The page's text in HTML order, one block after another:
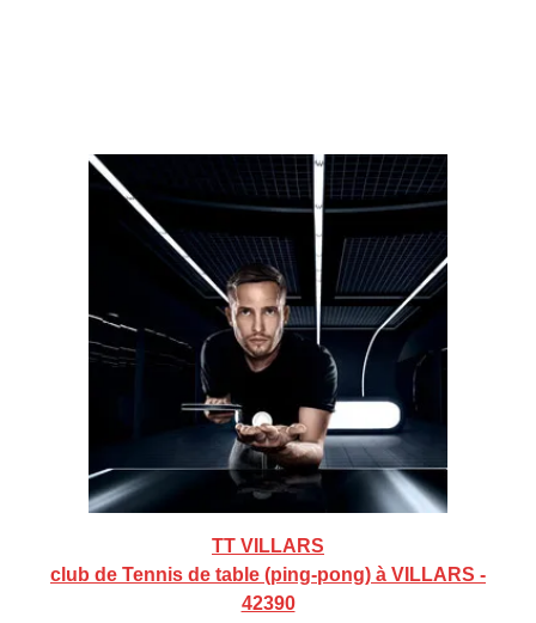
TT VILLARS
club de Tennis de table (ping-pong) à VILLARS -
42390